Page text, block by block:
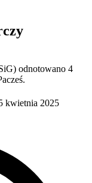
odnotowano 4
kwietnia 2025